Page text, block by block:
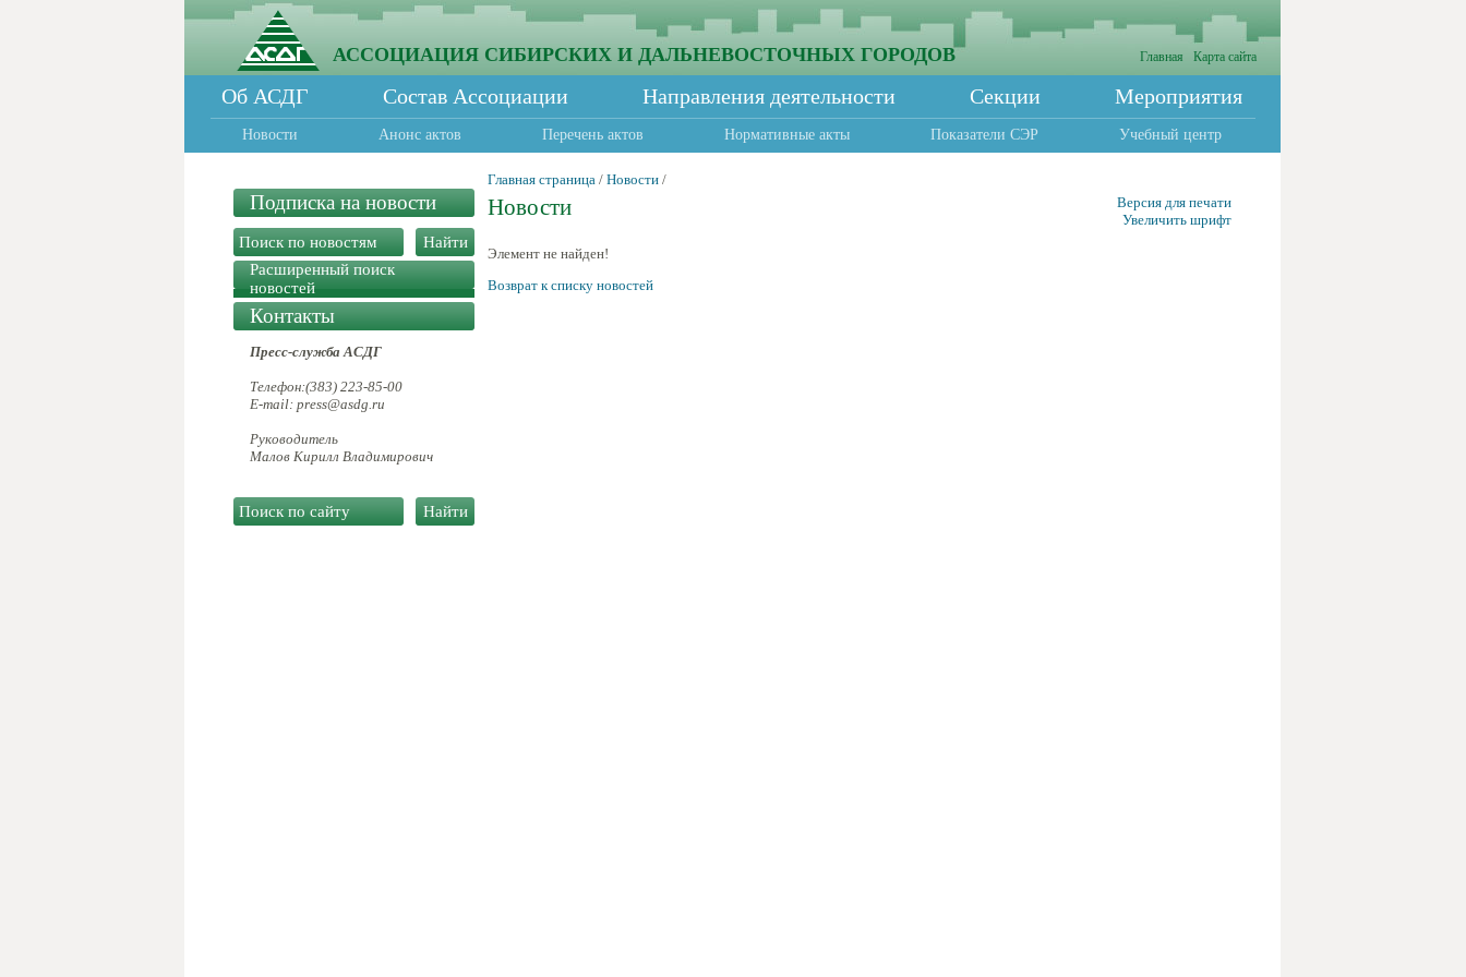
АССОЦИАЦИЯ СИБИРСКИХ И ДАЛЬНЕВОСТОЧНЫХ ГОРОДОВ Главная Карта сайта
Об АСДГ Состав Ассоциации Направления деятельности Секции Мероприятия
Новости Анонс актов Перечень актов Нормативные акты Показатели СЭР Учебный центр
Подписка на новости
Расширенный поиск
новостей
Контакты
Пресс-служба АСДГ
Телефон:(383) 223-85-00
E-mail: press@asdg.ru
Руководитель
Малов Кирилл Владимирович
Главная страница / Новости /
Новости
Версия для печати
Увеличить шрифт
Элемент не найден!
Возврат к списку новостей